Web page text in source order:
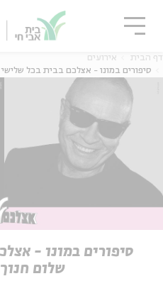
דף הבית
אירועים
סיפורים במונו - אצלכם בבית בכל
סיפורים במונו -
שלום
סגור